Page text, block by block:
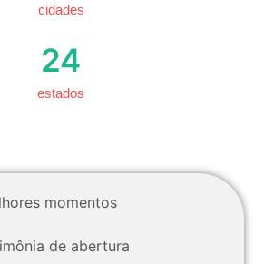
cidades
estados
24
momentos
de abertura